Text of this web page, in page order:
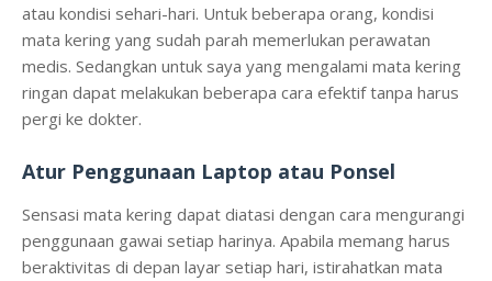
atau kondisi sehari-hari. Untuk beberapa orang, kondisi
mata kering yang sudah parah memerlukan perawatan
medis. Sedangkan untuk saya yang mengalami mata kering
ringan dapat melakukan beberapa cara efektif tanpa harus
pergi ke dokter.
Atur Penggunaan Laptop atau Ponsel
Sensasi mata kering dapat diatasi dengan cara mengurangi
penggunaan gawai setiap harinya. Apabila memang harus
beraktivitas di depan layar setiap hari, istirahatkan mata